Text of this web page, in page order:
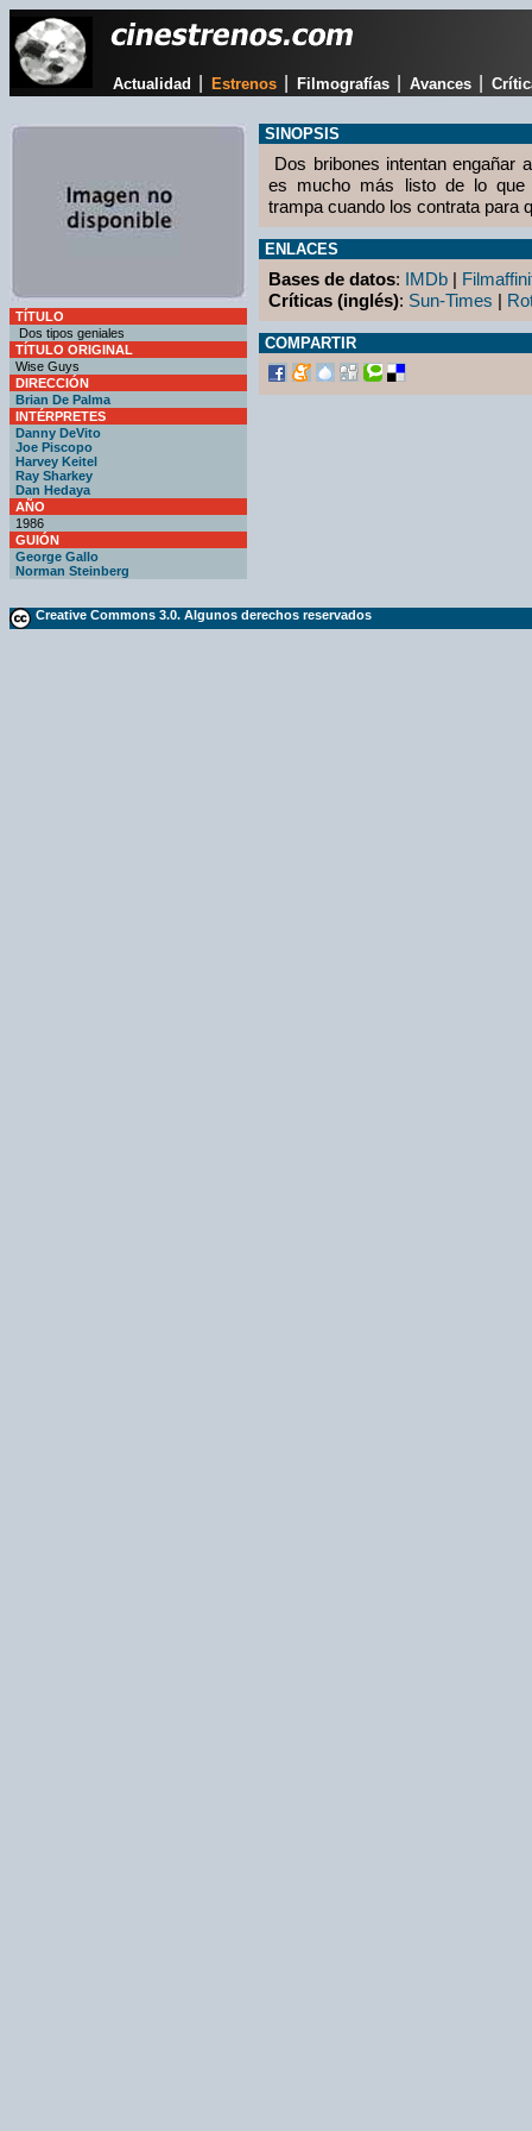
Actualidad Estrenos Filmografías Avances
TÍTULO
Dos tipos geniales
TÍTULO ORIGINAL
Wise Guys
DIRECCIÓN
Brian De Palma
INTÉRPRETES
Danny DeVito
Joe Piscopo
Harvey Keitel
Ray Sharkey
Dan Hedaya
AÑO
1986
GUIÓN
George Gallo
Norman Steinberg
SINOPSIS
Dos bribones intentan engañar
es mucho más listo de lo que
trampa cuando los contrata para
ENLACES
Bases de datos: IMDb |
Críticas (inglés): Sun-Times |
COMPARTIR
Creative Commons 3.0. Algunos derechos reservados